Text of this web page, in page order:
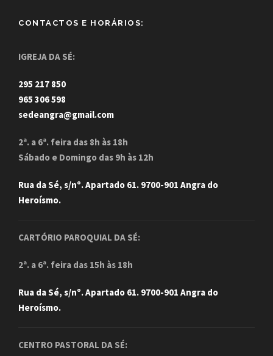
CONTACTOS E HORÁRIOS:
IGREJA DA SÉ:
295 217 850
965 306 598
sedeangra@gmail.com
2ª. a 6ª. feira das 8h às 18h
Sábado e Domingo das 9h às 12h
Rua da Sé, s/nº. Apartado 61. 9700-901 Angra do
Heroísmo.
CARTÓRIO PAROQUIAL DA SÉ:
2ª. a 6ª. feira das 15h às 18h
Rua da Sé, s/nº. Apartado 61. 9700-901 Angra do
Heroísmo.
CENTRO PASTORAL DA SÉ: